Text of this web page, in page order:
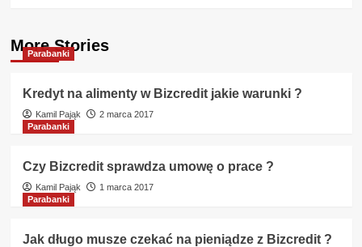
More Stories
Parabanki
Kredyt na alimenty w Bizcredit jakie warunki ?
Kamil Pająk
2 marca 2017
Parabanki
Czy Bizcredit sprawdza umowę o prace ?
Kamil Pająk
1 marca 2017
Parabanki
Jak długo musze czekać na pieniądze z Bizcredit ?